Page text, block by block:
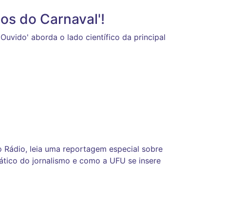
do Carnaval'!
aborda o lado científico da principal
leia uma reportagem especial sobre
do jornalismo e como a UFU se insere